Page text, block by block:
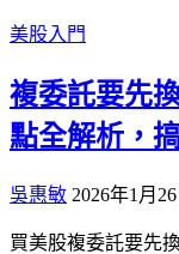
美股入門
複委託要先
點全解析，
吳惠敏 2026年1月26
買美股複委託要先